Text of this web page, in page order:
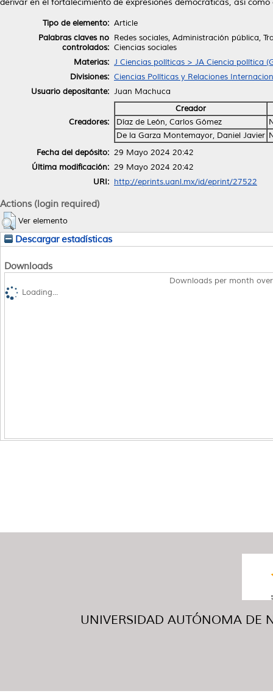
derivar en el fortalecimiento de expresiones democráticas, así
Tipo de elemento: Article
Palabras claves no
controlados:
Redes sociales, Administración pública,
Ciencias sociales
Materias: J Ciencias políticas > JA Ciencia política
Divisiones: Ciencias Políticas y Relaciones
Usuario depositante: Juan Machuca
Creadores:
Creador
Díaz de León, Carlos Gómez
De la Garza Montemayor, Daniel Javier
Fecha del depósito: 29 Mayo 2024 20:42
Última modificación: 29 Mayo 2024 20:42
URI: http://eprints.uanl.mx/id/eprint/27522
Actions (login required)
Ver elemento
Descargar estadísticas
Downloads
Downloads per month
Loading...
UNIVERSIDAD AUTÓNOMA DE